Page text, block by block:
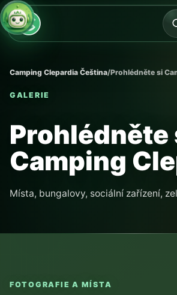
Camping Clepardia Čeština/Prohlédněte si
GALERIE
Prohlédněte
Camping
Místa, bungalovy, sociální zařízení,
FOTOGRAFIE A MÍSTA